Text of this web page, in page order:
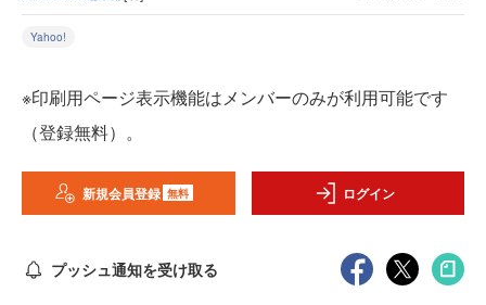
Yahoo!
※印刷用ページ表示機能はメンバーのみが利用可能です
（登録無料）。
新規会員登録 無料 ログイン
プッシュ通知を受け取る